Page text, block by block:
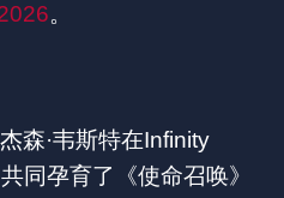
。
·韦斯特在Infinity
同孕育了《使命召唤》